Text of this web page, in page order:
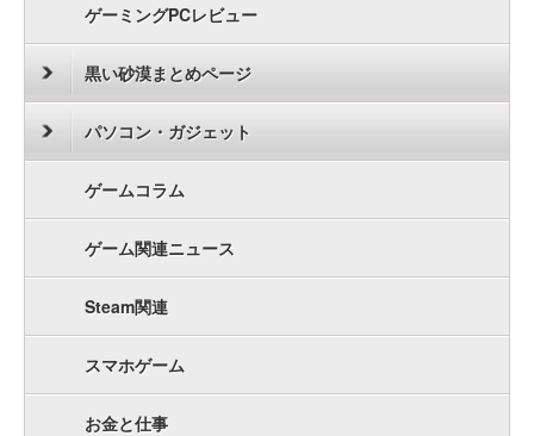
ゲーミングPCレビュー
黒い砂漠まとめページ
パソコン・ガジェット
ゲームコラム
ゲーム関連ニュース
Steam関連
スマホゲーム
お金と仕事